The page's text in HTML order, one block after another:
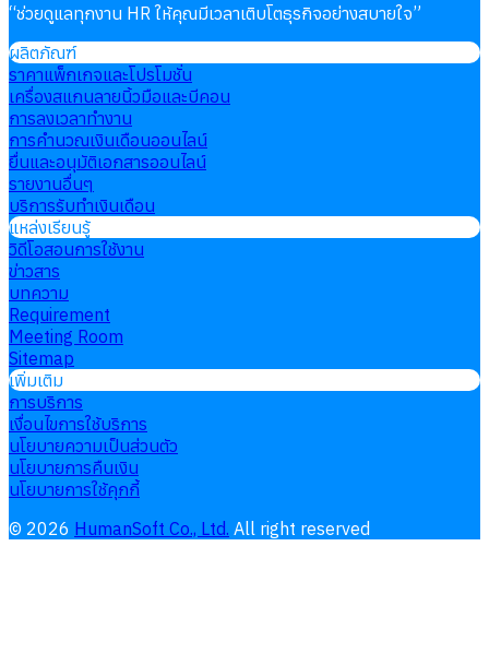
“ช่วยดูแลทุกงาน HR ให้คุณมีเวลาเติบโตธุรกิจอย่างสบายใจ”
ผลิตภัณฑ์
ราคาแพ็กเกจและโปรโมชั่น
เครื่องสแกนลายนิ้วมือและบีคอน
การลงเวลาทำงาน
การคำนวณเงินเดือนออนไลน์
ยื่นและอนุมัติเอกสารออนไลน์
รายงานอื่นๆ
บริการรับทำเงินเดือน
แหล่งเรียนรู้
วิดีโอสอนการใช้งาน
ข่าวสาร
บทความ
Requirement
Meeting Room
Sitemap
เพิ่มเติม
การบริการ
เงื่อนไขการใช้บริการ
นโยบายความเป็นส่วนตัว
นโยบายการคืนเงิน
นโยบายการใช้คุกกี้
© 2026 HumanSoft Co., Ltd. All right reserved